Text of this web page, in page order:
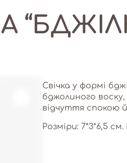
Свічка у формі
бджолиного
відчуття спокою
Розміри: 7*3*6,5